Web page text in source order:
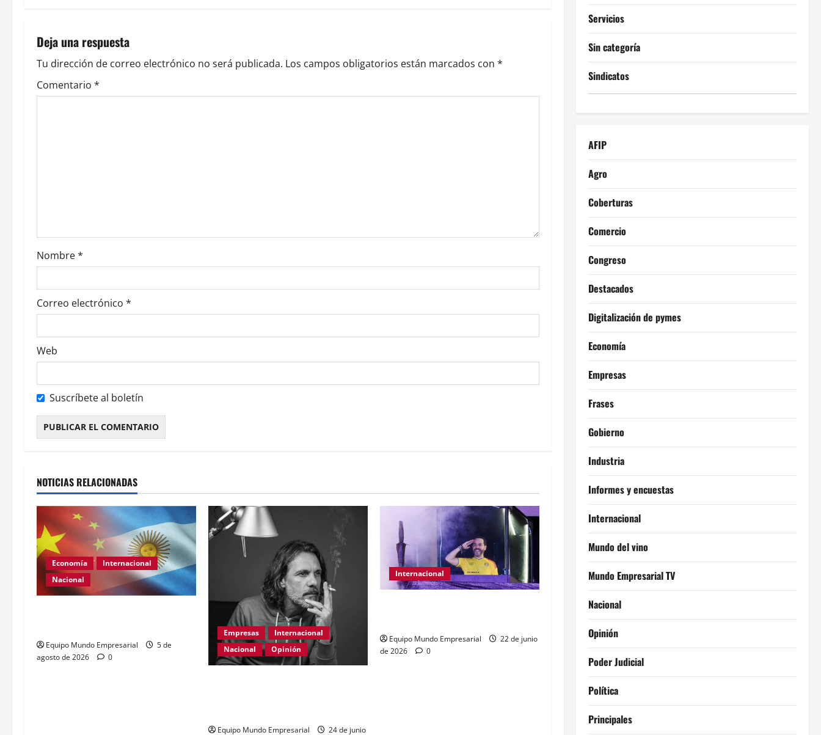
g
a
c
e
n
t
r
a
d
a
s
Deja una respuesta
Tu dirección de correo electrónico no será publicada. Los campos obligatorios están marcados con *
Comentario *
Nombre*
Correo electrónico *
Web
Suscríbete al boletín
NOTICIAS RELACIONADAS
Economía
Internacional
Nacional
Equipo Mundo Empresarial
5 de
agosto de 2026
0
Empresas
Internacional
Nacional
Opinión
Equipo Mundo Empresarial 24 de junio
Internacional
Equipo Mundo Empresarial
22 de junio
de 2026
0
Servicios
Sin categoría
Sindicatos
AFIP
Agro
Coberturas
Comercio
Congreso
Destacados
Digitalización de pymes
Economía
Empresas
Frases
Gobierno
Industria
Informes y encuestas
Internacional
Mundo del vino
Mundo Empresarial TV
Nacional
Opinión
Poder Judicial
Política
Principales